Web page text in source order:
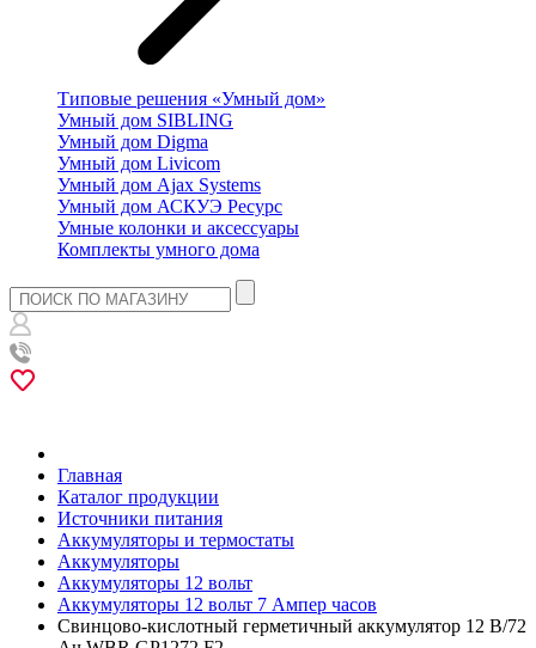
Типовые решения «Умный дом»
Умный дом SIBLING
Умный дом Digma
Умный дом Livicom
Умный дом Ajax Systems
Умный дом АСКУЭ Ресурс
Умные колонки и аксессуары
Комплекты умного дома
Главная
Каталог продукции
Источники питания
Аккумуляторы и термостаты
Аккумуляторы
Аккумуляторы 12 вольт
Аккумуляторы 12 вольт 7 Ампер часов
Свинцово-кислотный герметичный аккумулятор 12 В/72